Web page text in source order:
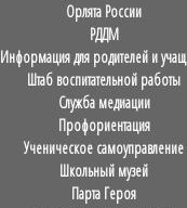
Орлята России
РДДМ
Информация для родителей и
Штаб воспитательной работы
Служба медиации
Профориентация
Ученическое самоуправление
Школьный музей
Парта Героя